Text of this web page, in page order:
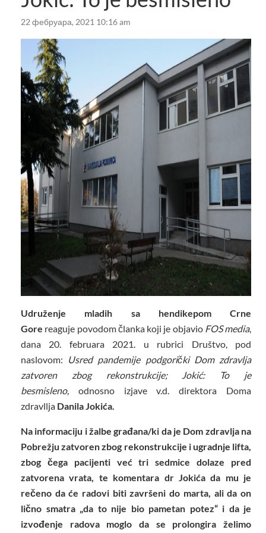
22 фебруара, 2021 10:16 am
Udruženje mladih sa hendikepom Crne
Gore reaguje povodom članka koji je objavio FOS media,
dana 20. februara 2021. u rubrici Društvo, pod
naslovom: Usred pandemije podgorički Dom zdravlja
zatvoren zbog rekonstrukcije; Jokić: To je
besmisleno, odnosno izjave v.d. direktora Doma
zdravllja Danila Jokića.
Na informaciju i žalbe građana/ki da je Dom zdravlja na
Pobrežju zatvoren zbog rekonstrukcije i ugradnje lifta,
zbog čega pacijenti već tri sedmice dolaze pred
zatvorena vrata, te komentara dr Jokića da mu je
rečeno da će radovi biti završeni do marta, ali da on
lično smatra „da to nije bio pametan potez“ i da je
izvođenje radova moglo da se prolongira želimo